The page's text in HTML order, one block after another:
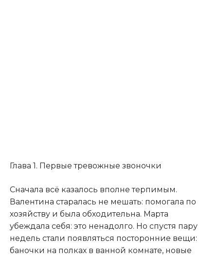
Глава 1. Первые тревожные звоночки
Сначала всё казалось вполне терпимым.
Валентина старалась не мешать: помогала по
хозяйству и была обходительна. Марта
убеждала себя: это ненадолго. Но спустя пару
недель стали появляться посторонние вещи:
баночки на полках в ванной комнате, новые